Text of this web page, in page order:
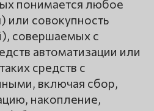
понимается любое
или совокупность
совершаемых с
автоматизации или
средств с
включая сбор,
накопление,